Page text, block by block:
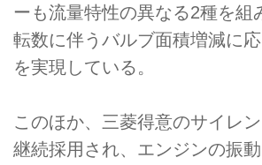
ーも流量特性の異なる2種を組
転数に伴うバルブ面積増減に
を実現している。
このほか、三菱得意のサイレ
継続採用され、エンジンの振